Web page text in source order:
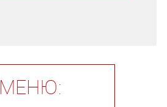
МЕНЮ: